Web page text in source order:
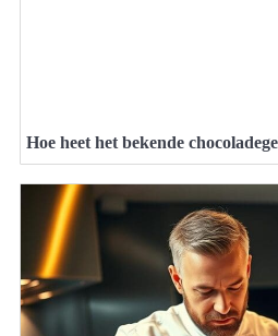
Hoe heet het bekende